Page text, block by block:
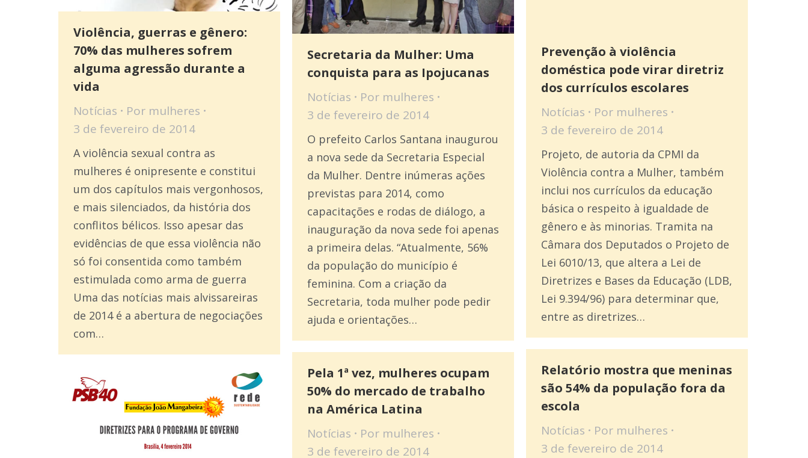
Violência, guerras e gênero:
70% das mulheres sofrem
alguma agressão durante a
vida
Notícias Por mulheres
3 de fevereiro de 2014
A violência sexual contra as
mulheres é onipresente e constitui
um dos capítulos mais vergonhosos,
e mais silenciados, da história dos
conflitos bélicos. Isso apesar das
evidências de que essa violência não
só foi consentida como também
estimulada como arma de guerra
Uma das notícias mais alvissareiras
de 2014 é a abertura de negociações
com…
Secretaria da Mulher: Uma
conquista para as Ipojucanas
Notícias Por mulheres
3 de fevereiro de 2014
O prefeito Carlos Santana inaugurou
a nova sede da Secretaria Especial
da Mulher. Dentre inúmeras ações
previstas para 2014, como
capacitações e rodas de diálogo, a
inauguração da nova sede foi apenas
a primeira delas. “Atualmente, 56%
da população do município é
feminina. Com a criação da
Secretaria, toda mulher pode pedir
ajuda e orientações…
Prevenção à violência
doméstica pode virar diretriz
dos currículos escolares
Notícias Por mulheres
3 de fevereiro de 2014
Projeto, de autoria da CPMI da
Violência contra a Mulher, também
inclui nos currículos da educação
básica o respeito à igualdade de
gênero e às minorias. Tramita na
Câmara dos Deputados o Projeto de
Lei 6010/13, que altera a Lei de
Diretrizes e Bases da Educação (LDB,
Lei 9.394/96) para determinar que,
entre as diretrizes…
Relatório mostra que meninas
são 54% da população fora da
escola
Notícias Por mulheres
3 de fevereiro de 2014
Pela 1ª vez, mulheres ocupam
50% do mercado de trabalho
na América Latina
Notícias Por mulheres
3 de fevereiro de 2014